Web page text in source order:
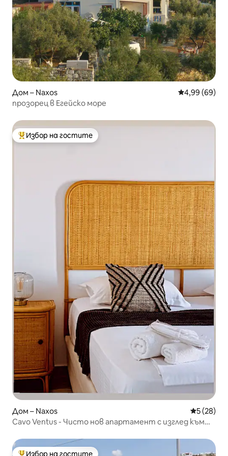
Дом – Naxos Средна
4,99 (69)
прозорец в Егейско море
Най-популярен избор на гостите
Избор на гостите
Дом – Naxos Средна
5 (28)
Cavo Ventus - Чисто нов апартамент с изглед към
Избор на гостите